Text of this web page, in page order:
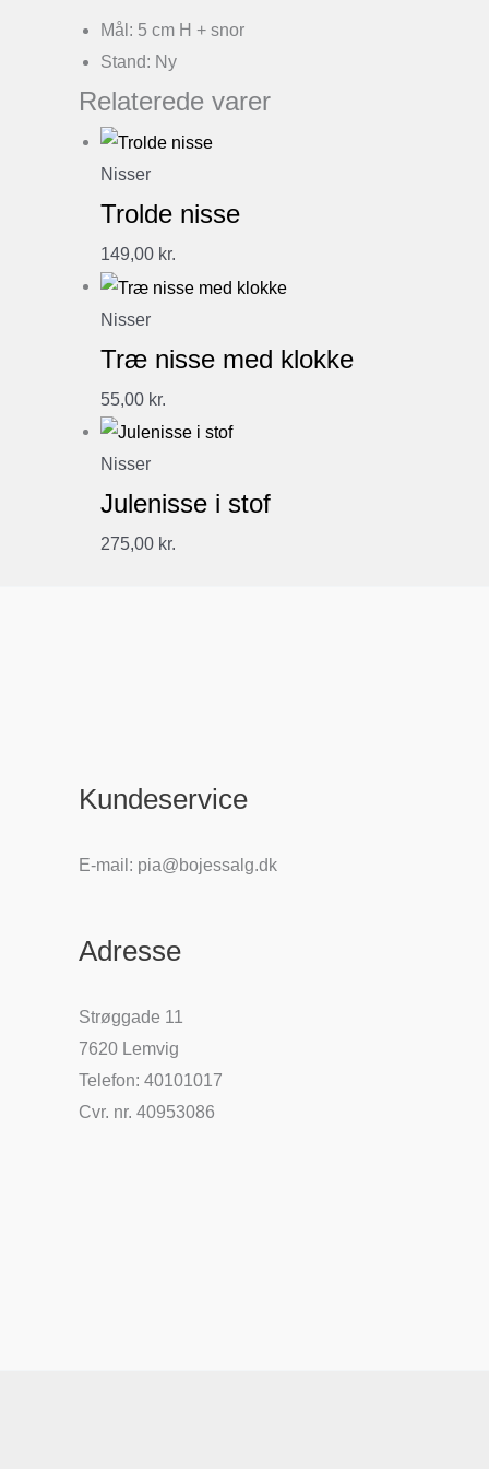
Mål: 5 cm H + snor
Stand: Ny
Relaterede varer
Nisser
Trolde nisse
149,00 kr.
Nisser
Træ nisse med klokke
55,00 kr.
Nisser
Julenisse i stof
275,00 kr.
Kundeservice
E-mail: pia@bojessalg.dk
Adresse
Strøggade 11
7620 Lemvig
Telefon: 40101017
Cvr. nr. 40953086